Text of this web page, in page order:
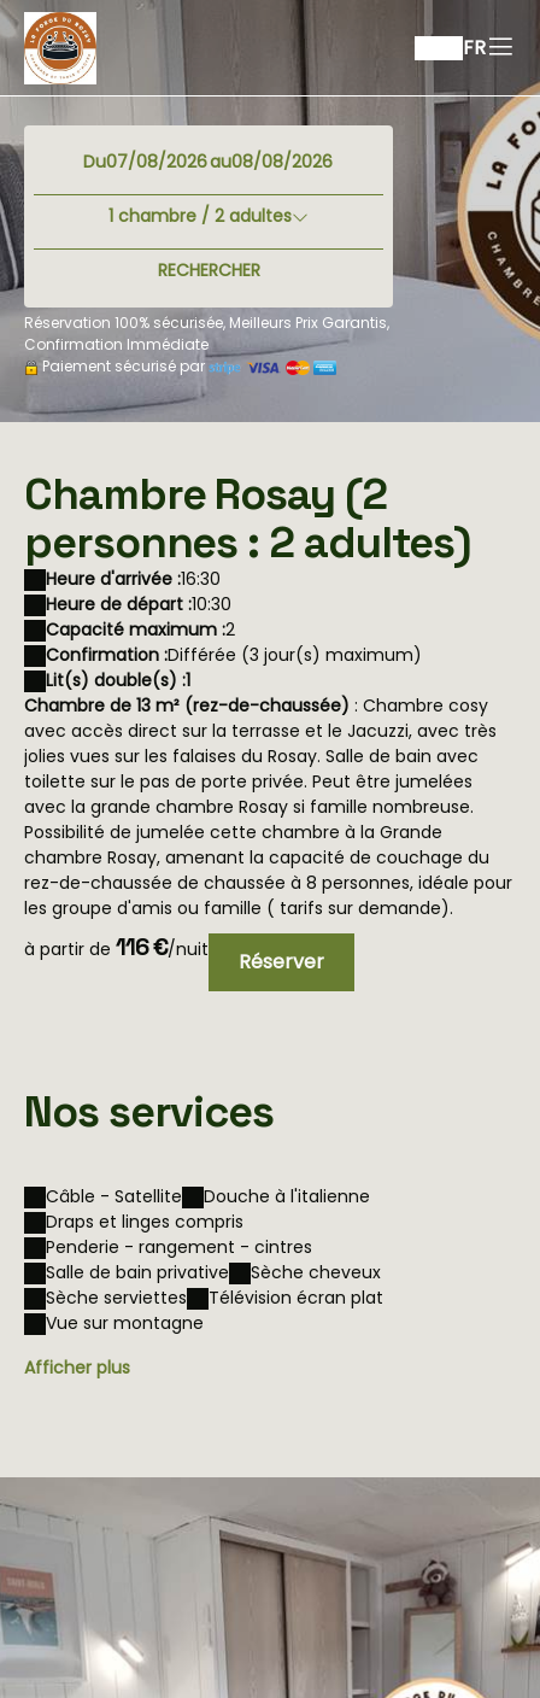
FR
Du au
1 chambre / 2adultes
RECHERCHER
Réservation 100% sécurisée, Meilleurs Prix Garantis,
Confirmation Immédiate
Paiement sécurisé par
Chambre Rosay (2
personnes : 2 adultes)
Heure d'arrivée :16:30
Heure de départ :10:30
Capacité maximum :2
Confirmation :Différée (3 jour(s) maximum)
Lit(s) double(s) :1
Chambre de 13 m² (rez-de-chaussée) : Chambre cosy
avec accès direct sur la terrasse et le Jacuzzi, avec très
jolies vues sur les falaises du Rosay. Salle de bain avec
toilette sur le pas de porte privée. Peut être jumelées
avec la grande chambre Rosay si famille nombreuse.
Possibilité de jumelée cette chambre à la Grande
chambre Rosay, amenant la capacité de couchage du
rez-de-chaussée de chaussée à 8 personnes, idéale pour
les groupe d'amis ou famille ( tarifs sur demande).
à partir de 116 €/nuit Réserver
Nos services
Câble - Satellite
Douche à l'italienne
Draps et linges compris
Penderie - rangement - cintres
Salle de bain privative
Sèche cheveux
Sèche serviettes
Télévision écran plat
Vue sur montagne
Afficher plus